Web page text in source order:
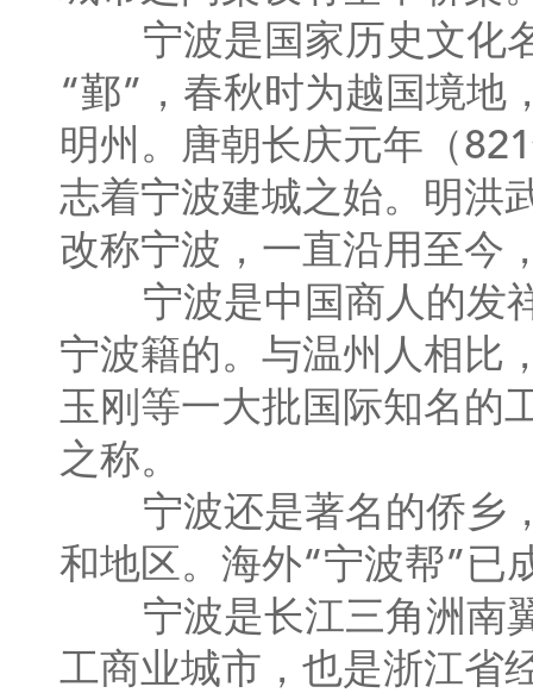
宁波是国家历史文化名
“鄞”，春秋时为越国境地
明州。唐朝长庆元年（
志着宁波建城之始。明洪
改称宁波，一直沿用至今
宁波是中国商人的发祥
宁波籍的。与温州人相比
玉刚等一大批国际知名的
之称。
宁波还是著名的侨乡，
和地区。海外“宁波帮”已
宁波是长江三角洲南翼
工商业城市，也是浙江省